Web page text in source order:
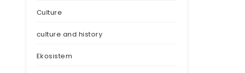
Culture
culture and history
Ekosistem